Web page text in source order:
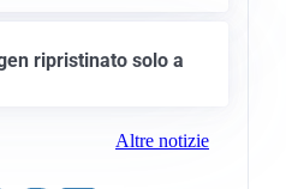
ripristinato solo a
Altre notizie